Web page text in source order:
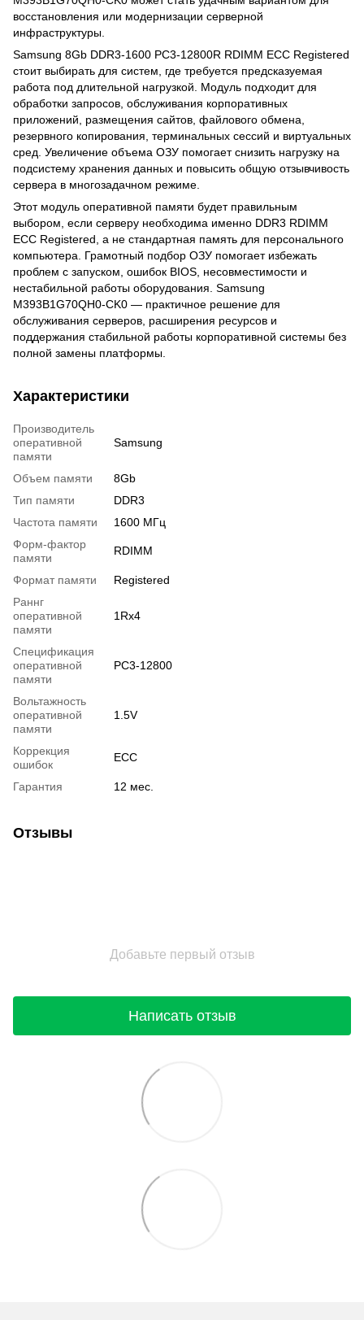
восстановления или модернизации серверной
инфраструктуры.
Samsung 8Gb DDR3-1600 PC3-12800R RDIMM ECC Registered
стоит выбирать для систем, где требуется предсказуемая
работа под длительной нагрузкой. Модуль подходит для
обработки запросов, обслуживания корпоративных
приложений, размещения сайтов, файлового обмена,
резервного копирования, терминальных сессий и виртуальных
сред. Увеличение объема ОЗУ помогает снизить нагрузку на
подсистему хранения данных и повысить общую отзывчивость
сервера в многозадачном режиме.
Этот модуль оперативной памяти будет правильным
выбором, если серверу необходима именно DDR3 RDIMM
ECC Registered, а не стандартная память для персонального
компьютера. Грамотный подбор ОЗУ помогает избежать
проблем с запуском, ошибок BIOS, несовместимости и
нестабильной работы оборудования. Samsung
M393B1G70QH0-CK0 — практичное решение для
обслуживания серверов, расширения ресурсов и
поддержания стабильной работы корпоративной системы без
полной замены платформы.
Характеристики
Производитель
оперативной
памяти
Samsung
Объем памяти
8Gb
Тип памяти
DDR3
Частота памяти
1600 МГц
Форм-фактор
памяти
RDIMM
Формат памяти
Registered
Раннг
оперативной
памяти
1Rx4
Спецификация
оперативной
памяти
PC3-12800
Вольтажность
оперативной
памяти
1.5V
Коррекция
ошибок
ECC
Гарантия 12 мес.
Отзывы
Добавьте первый отзыв
Написать отзыв